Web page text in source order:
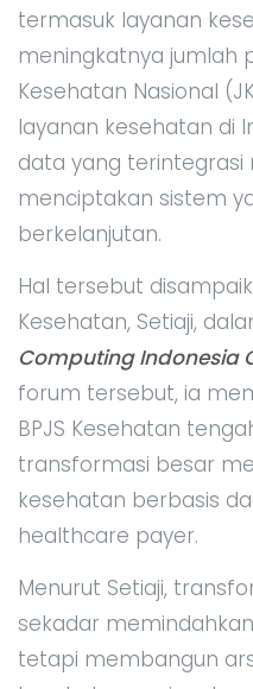
termasuk layanan
meningkatnya jumlah
Kesehatan Nasional
layanan kesehatan di
data yang terintegrasi
menciptakan sistem
berkelanjutan.
Hal tersebut
Kesehatan, Setiaji,
Computing Indonesia
forum tersebut, ia
BPJS Kesehatan
transformasi besar
kesehatan berbasis
healthcare payer.
Menurut Setiaji,
sekadar
tetapi membangun